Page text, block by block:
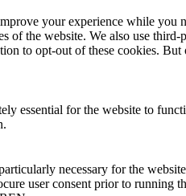
your experience while you
of the website. We also use
to opt-out of these cookies.
essential for the website to
necessary for the
user consent prior to running